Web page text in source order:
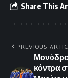
Share This
PREVIOUS
κόντρα